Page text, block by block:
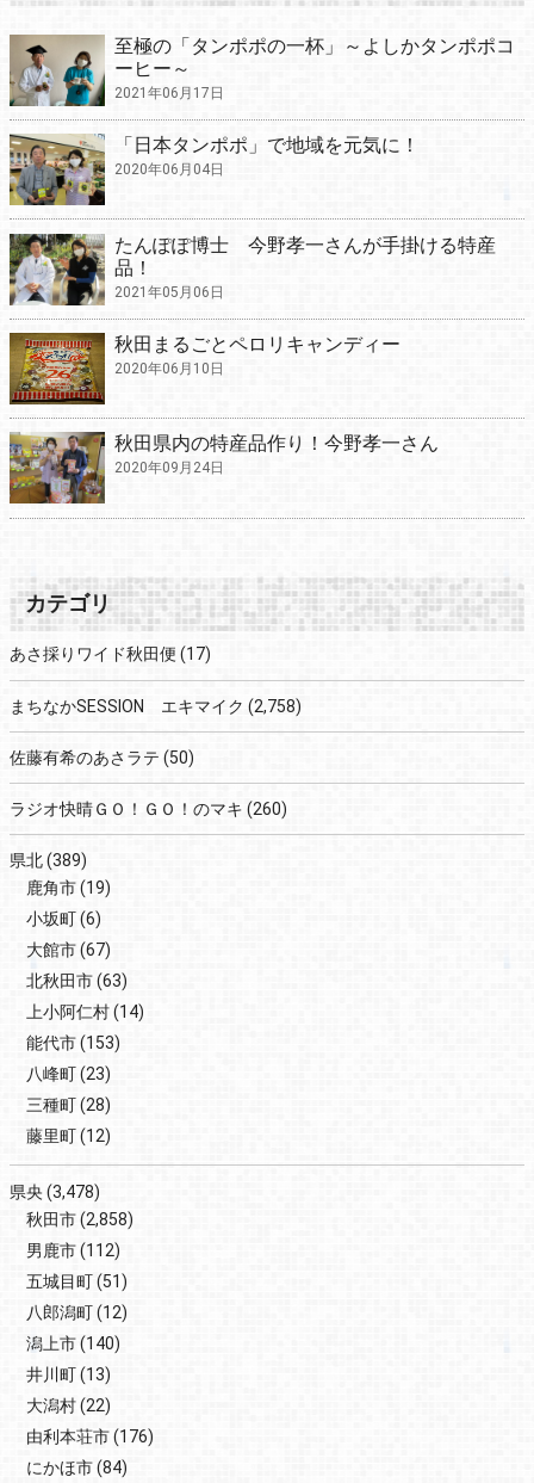
至極の「タンポポの一杯」～よしかタンポポコ
ーヒー～
2021年06月17日
「日本タンポポ」で地域を元気に！
2020年06月04日
たんぽぽ博士 今野孝一さんが手掛ける特産
品！
2021年05月06日
秋田まるごとペロリキャンディー
2020年06月10日
秋田県内の特産品作り！今野孝一さん
2020年09月24日
カテゴリ
あさ採りワイド秋田便 (17)
まちなかSESSION エキマイク (2,758)
佐藤有希のあさラテ (50)
ラジオ快晴ＧＯ！ＧＯ！のマキ (260)
県北(389)
鹿角市(19)
小坂町(6)
大館市(67)
北秋田市(63)
上小阿仁村(14)
能代市(153)
八峰町(23)
三種町(28)
藤里町(12)
県央 (3,478)
秋田市(2,858)
男鹿市(112)
五城目町(51)
八郎潟町(12)
潟上市(140)
井川町(13)
大潟村(22)
由利本荘市(176)
にかほ市(84)